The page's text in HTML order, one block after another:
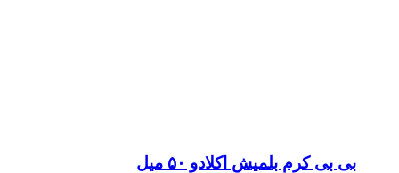
بی بی کرم بلمیش اکلادو ۵۰ میل